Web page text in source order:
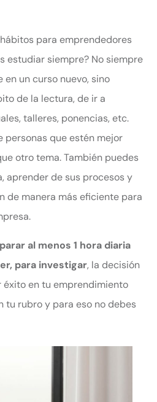
para emprendedores
estudiar siempre? No siempre
un curso nuevo, sino
de la lectura, de ir a
talleres, ponencias, etc.
personas que estén mejor
otro tema. También puedes
aprender de sus procesos y
de manera más eficiente para
al menos 1 hora diaria
para investigar, la decisión
éxito en tu emprendimiento
tu rubro y para eso no debes